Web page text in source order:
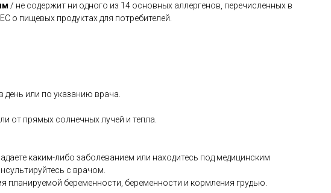
/ не содержит ни одного из 14 основных аллергенов, перечисленных в
о пищевых продуктах для потребителей.
день или по указанию врача.
от прямых солнечных лучей и тепла.
каким-либо заболеванием или находитесь под медицинским
с врачом.
планируемой беременности, беременности и кормления грудью.